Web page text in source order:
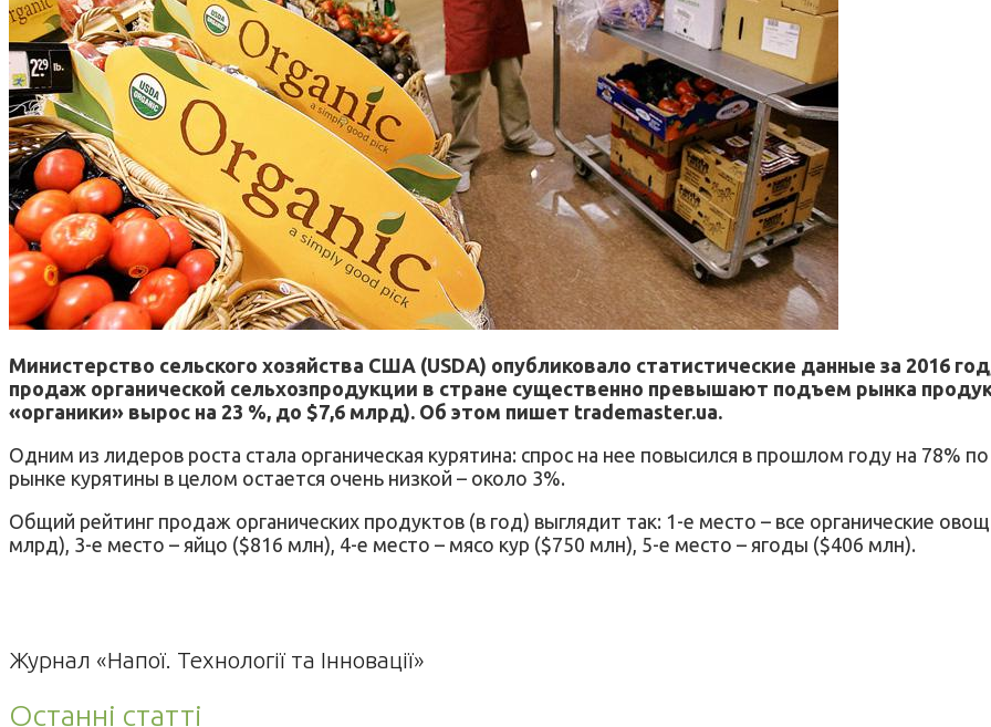
Министерство сельского хозяйства США (USDA) опубликовало статистические данные за 2016
продаж органической сельхозпродукции в стране существенно превышают подъем рынка
«органики» вырос на 23 %, до $7,6 млрд). Об этом пишет trademaster.ua.
Одним из лидеров роста стала органическая курятина: спрос на нее повысился в прошлом году на 78%
рынке курятины в целом остается очень низкой – около 3%.
Общий рейтинг продаж органических продуктов (в год) выглядит так: 1-е место – все органические
млрд), 3-е место – яйцо ($816 млн), 4-е место – мясо кур ($750 млн), 5-е место – ягоды ($406 млн).
Журнал «Напої. Технології та Інновації»
Останні статті